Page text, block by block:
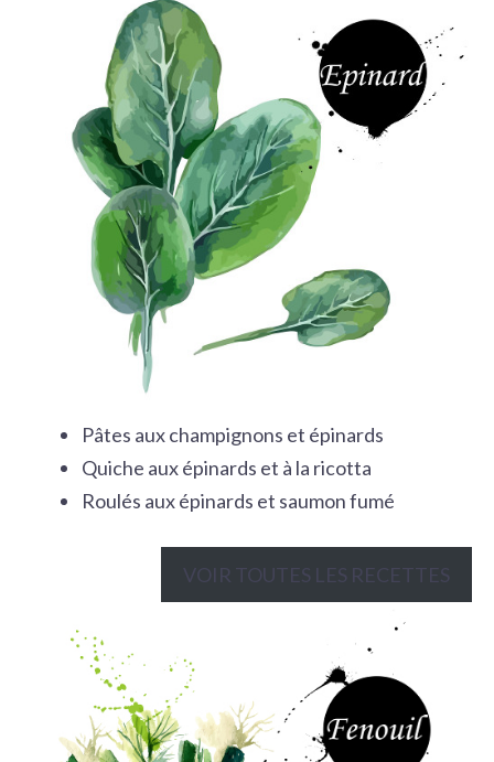
Pâtes aux champignons et épinards
Quiche aux épinards et à la ricotta
Roulés aux épinards et saumon fumé
VOIR TOUTES LES RECETTES